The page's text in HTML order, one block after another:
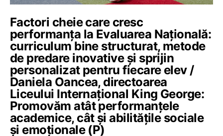
Factori cheie care cresc
performanța la Evaluarea Națională:
curriculum bine structurat, metode
de predare inovative și sprijin
personalizat pentru fiecare elev /
Daniela Oancea, directoarea
Liceului Internațional King George:
Promovăm atât performanțele
academice, cât și abilitățile sociale
și emoționale (P)